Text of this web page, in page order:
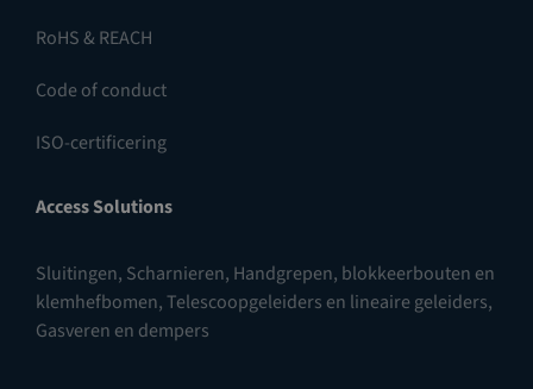
RoHS & REACH
Code of conduct
ISO-certificering
Access Solutions
Sluitingen, Scharnieren, Handgrepen, blokkeerbouten en
klemhefbomen,Telescoopgeleiders en lineaire geleiders,
Gasveren en dempers